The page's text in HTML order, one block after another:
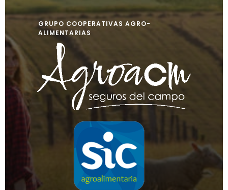
GRUPO COOPERATIVAS AGRO-
ALIMENTARIAS